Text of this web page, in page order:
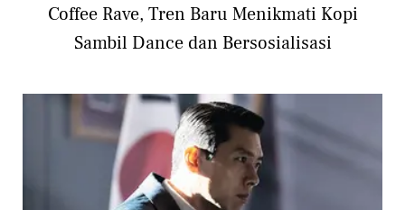
Coffee Rave, Tren Baru Menikmati Kopi
Sambil Dance dan Bersosialisasi